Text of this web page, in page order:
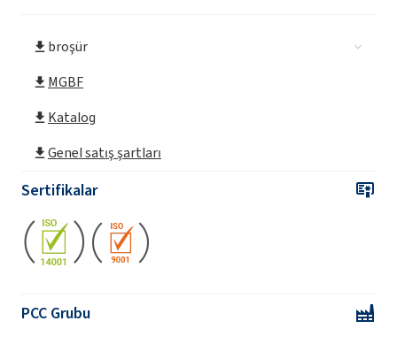
broşür
MGBF
Katalog
Genel satış şartları
Sertifikalar
PCC Grubu